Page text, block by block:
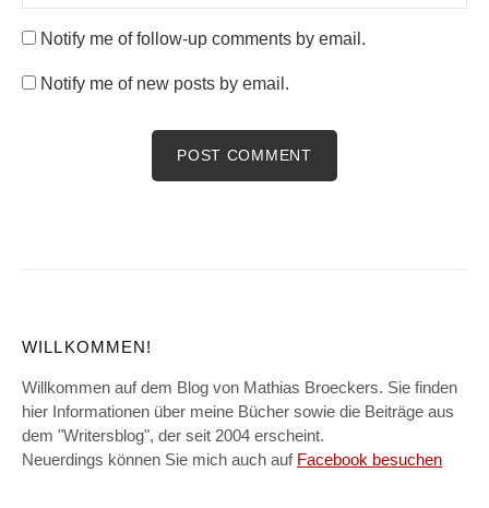
Notify me of follow-up comments by email.
Notify me of new posts by email.
WILLKOMMEN!
Willkommen auf dem Blog von Mathias Broeckers. Sie finden
hier Informationen über meine Bücher sowie die Beiträge aus
dem "Writersblog", der seit 2004 erscheint.
Neuerdings können Sie mich auch auf Facebook besuchen